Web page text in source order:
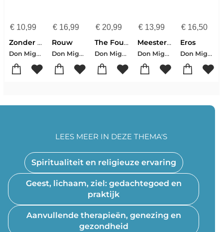
€10,99
Zonder masker
Don Miguel Ruiz
€16,99
Rouw
Don Miguel Ruiz
€ 20,99
The Four Agreements
Don Miguel Ruiz
€ 13,99
Meesterschap in liefde
Don Miguel Ruiz
€ 16,50
Eros
Don Miguel Ruiz
Spiritualiteit en religieuze ervaring
Geest, lichaam, ziel: gedachtegoed en
praktijk
Aanvullende therapieën, genezing en
gezondheid
LEES MEER IN DEZE THEMA'S